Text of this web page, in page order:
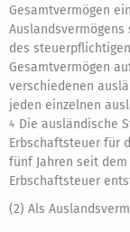
Gesamtvermögen
des
Gesamtvermögen
verschiedenen
jeden einzelnen
4 Die ausländische
Erbschaftsteuer für
fünf Jahren seit
Erbschaftsteuer
(2) Als